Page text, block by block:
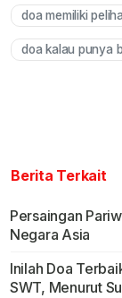
doa memiliki
doa kalau punya
Berita Terkait
Persaingan
Negara Asia
Inilah Doa
SWT, Menurut